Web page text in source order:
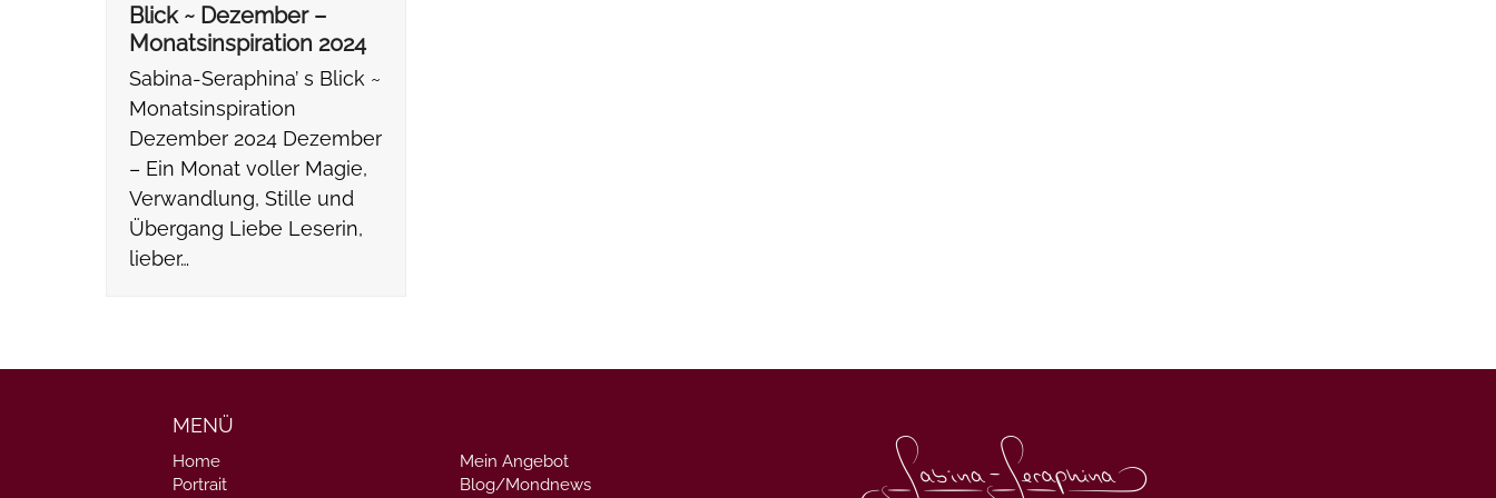
Blick ~ Dezember –
Monatsinspiration 2024
Sabina-Seraphina’ s Blick ~
Monatsinspiration
Dezember 2024 Dezember
– Ein Monat voller Magie,
Verwandlung, Stille und
Übergang Liebe Leserin,
lieber…
MENÜ
Home
Portrait
Mein Angebot
Blog/Mondnews